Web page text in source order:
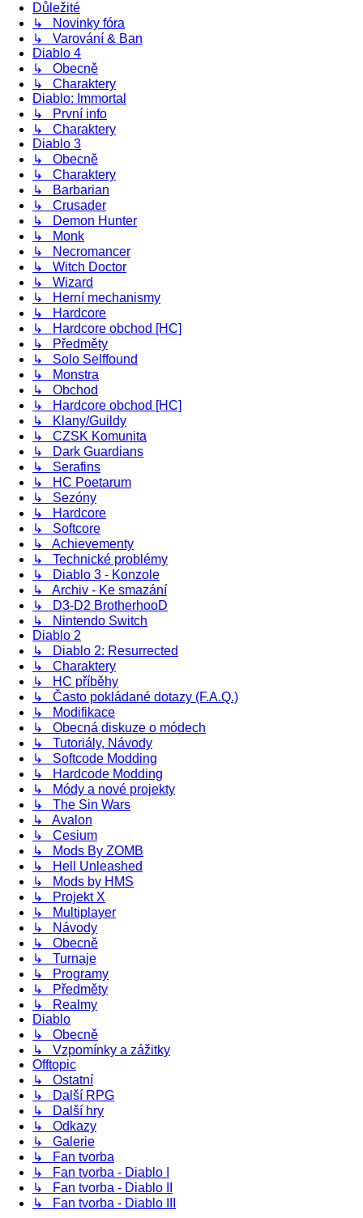
Důležité
↳ Novinky fóra
↳ Varování & Ban
Diablo 4
↳ Obecně
↳ Charaktery
Diablo: Immortal
↳ První info
↳ Charaktery
Diablo 3
↳ Obecně
↳ Charaktery
↳ Barbarian
↳ Crusader
↳ Demon Hunter
↳ Monk
↳ Necromancer
↳ Witch Doctor
↳ Wizard
↳ Herní mechanismy
↳ Hardcore
↳ Hardcore obchod [HC]
↳ Předměty
↳ Solo Selffound
↳ Monstra
↳ Obchod
↳ Hardcore obchod [HC]
↳ Klany/Guildy
↳ CZSK Komunita
↳ Dark Guardians
↳ Serafins
↳ HC Poetarum
↳ Sezóny
↳ Hardcore
↳ Softcore
↳ Achievementy
↳ Technické problémy
↳ Diablo 3 - Konzole
↳ Archiv - Ke smazání
↳ D3-D2 BrotherhooD
↳ Nintendo Switch
Diablo 2
↳ Diablo 2: Resurrected
↳ Charaktery
↳ HC příběhy
↳ Často pokládané dotazy (F.A.Q.)
↳ Modifikace
↳ Obecná diskuze o módech
↳ Tutoriály, Návody
↳ Softcode Modding
↳ Hardcode Modding
↳ Módy a nové projekty
↳ The Sin Wars
↳ Avalon
↳ Cesium
↳ Mods By ZOMB
↳ Hell Unleashed
↳ Mods by HMS
↳ Projekt X
↳ Multiplayer
↳ Návody
↳ Obecně
↳ Turnaje
↳ Programy
↳ Předměty
↳ Realmy
Diablo
↳ Obecně
↳ Vzpomínky a zážitky
Offtopic
↳ Ostatní
↳ Další RPG
↳ Další hry
↳ Odkazy
↳ Galerie
↳ Fan tvorba
↳ Fan tvorba - Diablo I
↳ Fan tvorba - Diablo II
↳ Fan tvorba - Diablo III